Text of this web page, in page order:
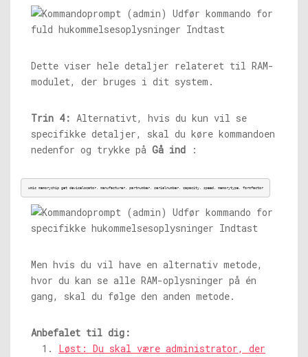
Dette viser hele detaljer relateret til RAM-
modulet, der bruges i dit system.
Trin 4: Alternativt, hvis du kun vil se
specifikke detaljer, skal du køre kommandoen
nedenfor og trykke på Gå ind :
wmic memorychip get devicelocator, manufacturer, partnumber, serialnumber, capacity, speed, memorytype, formfactor
Men hvis du vil have en alternativ metode,
hvor du kan se alle RAM-oplysninger på én
gang, skal du følge den anden metode.
Anbefalet til dig:
Løst: Du skal være administrator, der